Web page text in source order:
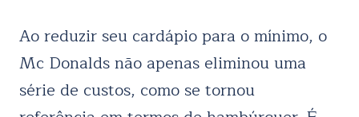
Ao reduzir seu cardápio para o mínimo, o
Mc Donalds não apenas eliminou uma
série de custos, como se tornou